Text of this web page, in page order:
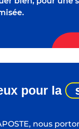
pour la